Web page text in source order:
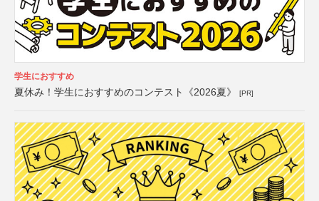
学生におすすめ
夏休み！学生におすすめのコンテスト《2026夏》 [PR]